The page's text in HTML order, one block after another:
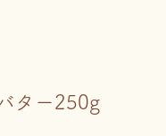
ター250g